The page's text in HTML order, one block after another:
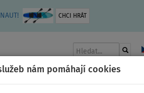
CHCI HRÁT
nám pomáhají cookies